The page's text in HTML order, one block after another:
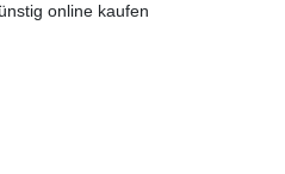
online kaufen